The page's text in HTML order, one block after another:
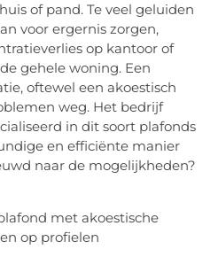
of pand. Te veel geluiden
voor ergernis zorgen,
op kantoor of
gehele woning. Een
oftewel een akoestisch
weg. Het bedrijf
in dit soort plafonds
en efficiënte manier
naar de mogelijkheden?